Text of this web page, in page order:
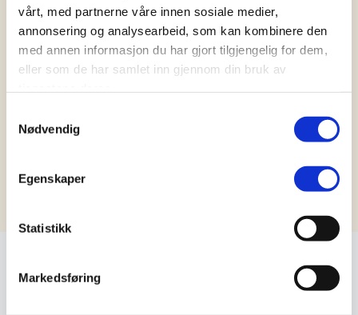
vårt, med partnerne våre innen sosiale medier,
annonsering og analysearbeid, som kan kombinere den
med annen informasjon du har gjort tilgjengelig for dem,
eller som de har samlet inn gjennom din bruk av
Nødvendig
Egenskaper
Statistikk
Markedsføring